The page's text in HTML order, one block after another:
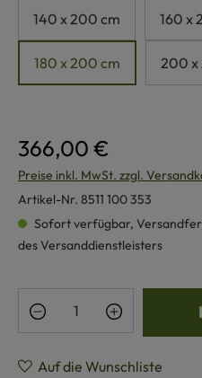
140 x 200 cm 160 x
180 x 200 cm 200 x
366,00 €
Preise inkl. MwSt. zzgl.
Artikel-Nr. 8511 100 353
Sofort verfügbar,
des Versanddienstleisters
Produkt Anzahl:
Auf die Wunschliste